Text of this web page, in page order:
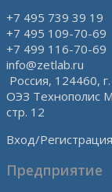
+7 495 739 39 19
+7 495 109-70-69
+7 499 116-70-69
info@zetlab.ru
Россия, 124460,
ОЭЗ Технополис
стр. 12
Вход/Регистрация
Предприятие